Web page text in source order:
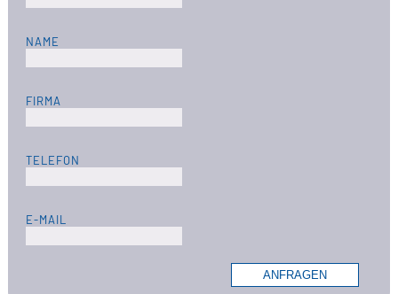
NAME
FIRMA
TELEFON
E-MAIL